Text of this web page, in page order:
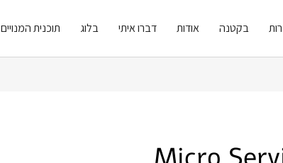
בקטנה אודות דברו איתי בלוג תוכנית המנויים